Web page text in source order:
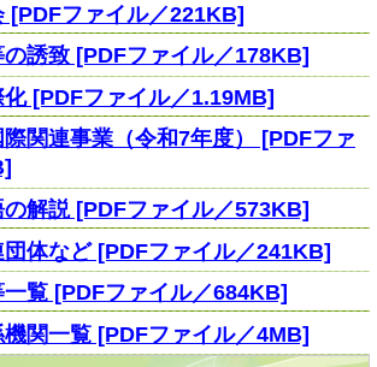
[PDFファイル／221KB]
誘致 [PDFファイル／178KB]
[PDFファイル／1.19MB]
関連事業（令和7年度） [PDFファ
解説 [PDFファイル／573KB]
体など [PDFファイル／241KB]
覧 [PDFファイル／684KB]
関一覧 [PDFファイル／4MB]